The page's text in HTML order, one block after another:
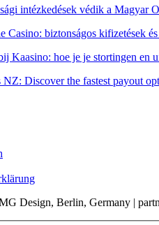
intézkedések védik a Magyar
Casino: biztonságos kifizetések
Kaasino: hoe je je stortingen en
Discover the fastest payout
Design, Berlin, Germany |